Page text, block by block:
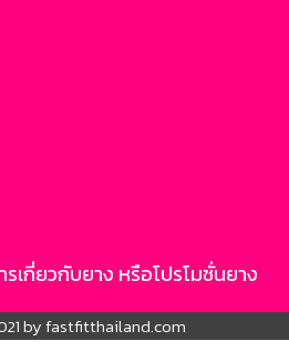
รเกี่ยวกับยาง หรือโปรโมชั่นยาง
by fastfitthailand.com